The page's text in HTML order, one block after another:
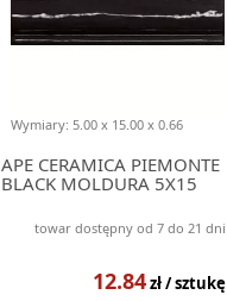
APE CERAMICA PIEMONTE
BLACK MOLDURA 5X15
Wymiary: 5.00 x 15.00 x 0.66
towar dostępny od 7 do 21 dni
12.84zł / sztukę